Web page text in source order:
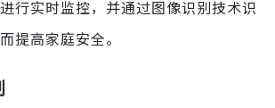
行实时监控，并通过图像识别技术识
提高家庭安全。